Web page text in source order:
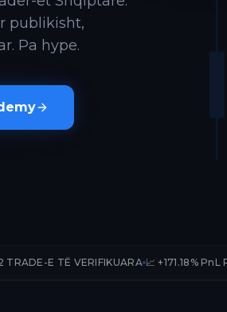
publikisht,
Pa hype.
📈 +171.18% PnL PUBLIK (2026)